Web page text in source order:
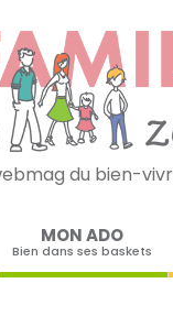
du bien-
MON ADO
Bien dans ses baskets